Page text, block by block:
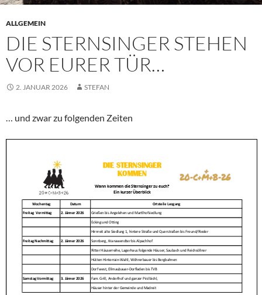
ALLGEMEIN
DIE STERNSINGER STEHEN
VOR EURER TÜR…
2. JANUAR 2026 STEFAN
… und zwar zu folgenden Zeiten